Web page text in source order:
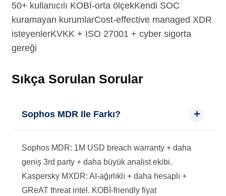
50+ kullanıcılı KOBİ-orta ölçekKendi SOC
kuramayan kurumlarCost-effective managed XDR
isteyenlerKVKK + ISO 27001 + cyber sigorta
gereği
Sıkça Sorulan Sorular
Sophos MDR Ile Farkı?
Sophos MDR: 1M USD breach warranty + daha
geniş 3rd party + daha büyük analist ekibi.
Kaspersky MXDR: AI-ağırlıklı + daha hesaplı +
GReAT threat intel. KOBİ-friendly fiyat